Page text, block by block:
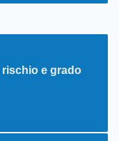
rischio e grado